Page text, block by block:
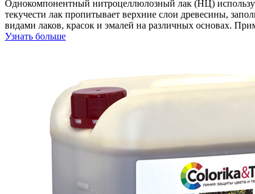
Однокомпонентный нитроцеллюлозный лак (НЦ)
текучести лак пропитывает верхние слои древесины,
видами лаков, красок и эмалей на различных основах.
Узнать больше